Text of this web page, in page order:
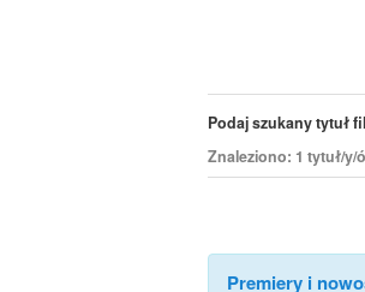
Podaj szukany tytuł
Znaleziono: 1 tytuł/y/
Premiery i